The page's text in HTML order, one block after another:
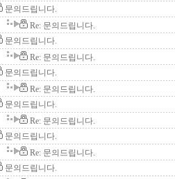
문의드립니다.
Re: 문의드립니다.
문의드립니다.
Re: 문의드립니다.
문의드립니다.
Re: 문의드립니다.
문의드립니다.
Re: 문의드립니다.
문의드립니다.
Re: 문의드립니다.
문의드립니다.